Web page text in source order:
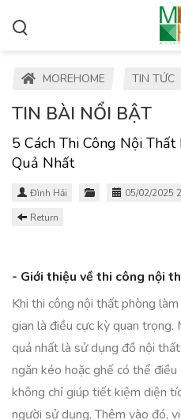
MOREHOME TIN TỨC
TIN BÀI NỔI BẬT
5 Cách Thi Công Nội
Quả Nhất
Đình Hải 05/02/2025
Return
- Giới thiệu về thi công nội
Khi thi công nội thất phòng
gian là điều cực kỳ quan trọng.
quả nhất là sử dụng đồ nội
ngăn kéo hoặc ghế có thể
không chỉ giúp tiết kiệm diện
người sử dụng. Thêm vào đó,